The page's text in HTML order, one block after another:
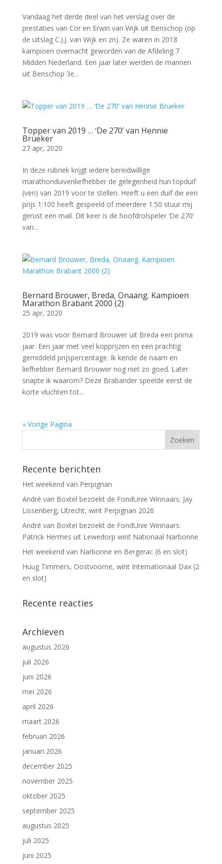
Vandaag het derde deel van het verslag over de
prestaties van Cor en Erwin van Wijk uit Benschop (op
de uitslag C.J.J. van Wijk en zn). Ze waren in 2018
kampioen overnacht geworden van de Afdeling 7
Midden Nederland. Een jaar later werden de mannen
uit Benschop 3e...
Topper van 2019 … ‘De 270’ van Hennie
Brueker
27 apr, 2020
In deze rubriek krijgt iedere bereidwillige
marathonduivenliefhebber de gelegenheid hun topduif
(ven) van 2019 voor te stellen. Heeft u een duif die een
prijs 1:100 heeft gespeeld of meerdere 1:50 stuur mij
gerust een mail. Dit keer is de hoofdrolspeler ‘De 270’
van...
Bernard Brouwer, Breda, Onaang. Kampioen
Marathon Brabant 2000 (2)
25 apr, 2020
2019 was voor Bernard Brouwer uit Breda een prima
jaar. Een jaar met veel kopprijzen en een prachtig
gemiddeld prijspercentage. Ik kende de naam en
liefhebber Bernard Brouwer nog niet zo goed. Later
snapte ik waarom? Deze Brabander speelde eerst de
korte vluchten tot...
« Vorige Pagina
Recente berichten
Het weekend van Perpignan
André van Boxtel bezoekt de FondUnie Winnaars: Jay
Lissenberg, Utrecht, wint Perpignan 2026
André van Boxtel bezoekt de FondUnie Winnaars:
Patrick Hermes uit Lewedorp wint Nationaal Narbonne
Het weekend van Narbonne en Bergerac (6 en slot)
Huug Timmers, Oostvoorne, wint Internationaal Dax (2
en slot)
Recente reacties
Archieven
augustus 2026
juli 2026
juni 2026
mei 2026
april 2026
maart 2026
februari 2026
januari 2026
december 2025
november 2025
oktober 2025
september 2025
augustus 2025
juli 2025
juni 2025